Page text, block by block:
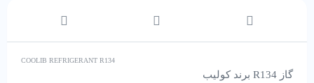
COOLIB REFRIGERANT R134
گاز R134 برند کولیب